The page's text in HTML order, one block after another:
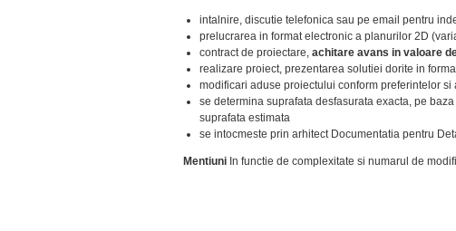
intalnire, discutie telefonica sau pe email pentru
prelucrarea in format electronic a planurilor 2D
contract de proiectare, achitare avans in valoare
realizare proiect, prezentarea solutiei dorite in
modificari aduse proiectului conform preferintelor
se determina suprafata desfasurata exacta, pe
suprafata estimata
se intocmeste prin arhitect Documentatia pentru
Mentiuni In functie de complexitate si numarul de